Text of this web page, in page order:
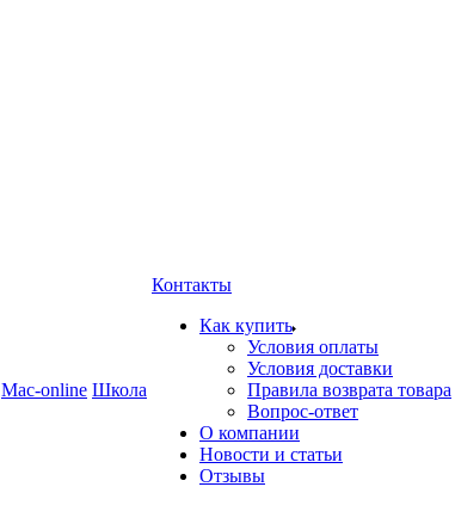
Mac-online Школа
Контакты
Как купить
Условия оплаты
Условия доставки
Правила возврата товара
Вопрос-ответ
О компании
Новости и статьи
Отзывы